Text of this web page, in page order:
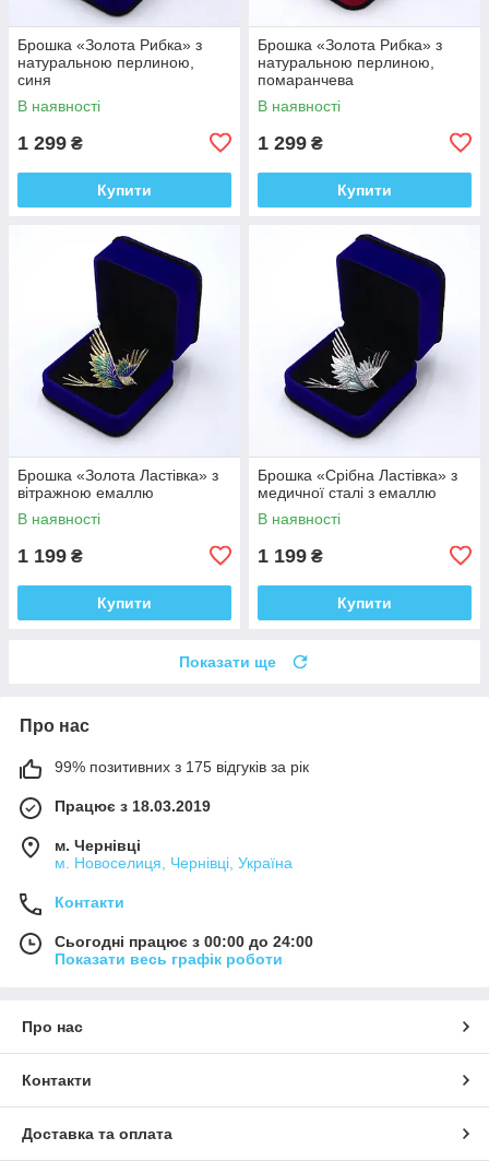
Брошка «Золота Рибка» з
натуральною перлиною,
синя
В наявності
1 299 ₴
Купити
Брошка «Золота Рибка» з
натуральною перлиною,
помаранчева
В наявності
1 299 ₴
Купити
Брошка «Золота Ластівка» з
вітражною емаллю
В наявності
1 199 ₴
Купити
Брошка «Срібна Ластівка» з
медичної сталі з емаллю
В наявності
1 199 ₴
Купити
Показати ще
Про нас
99% позитивних з 175 відгуків за рік
Працює з 18.03.2019
м. Чернівці
м. Новоселиця, Чернівці, Україна
Контакти
Сьогодні працює з 00:00 до 24:00
Показати весь графік роботи
Про нас
Контакти
Доставка та оплата